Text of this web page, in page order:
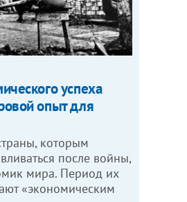
успеха
опыт для
которым
после войны,
мира. Период их
«экономическим